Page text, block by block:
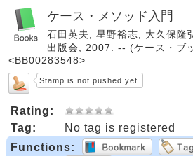
ケース・メソッド入門
石田英夫, 星野裕志, 大久保隆
出版会, 2007. -- (ケース・ブ
<BB00283548>
Stamp is not pushed yet.
Rating:
Tag:
No tag is registered
Functions: